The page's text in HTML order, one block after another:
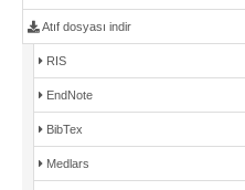
Atıf dosyası indir
RIS
EndNote
BibTex
Medlars